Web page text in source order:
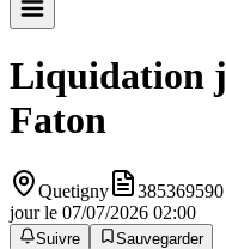
Liquidation
Faton
Quetigny 385369590
jour le 07/07/2026 02:00
Suivre
Sauvegarder